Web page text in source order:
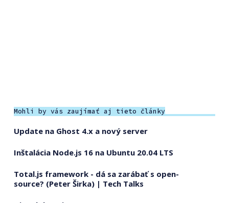
Mohli by vás zaujímať aj tieto články
Update na Ghost 4.x a nový server
Inštalácia Node.js 16 na Ubuntu 20.04 LTS
Total.js framework - dá sa zarábať s open-
source? (Peter Širka) | Tech Talks